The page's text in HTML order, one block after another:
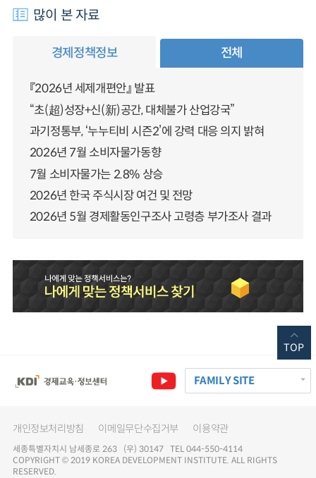
많이 본 자료
경제정책정보 전체
『2026년 세제개편안』 발표
“초(超)성장+신(新)공간, 대체불가 산업강국”
과기정통부, ‘누누티비 시즌2’에 강력 대응 의지 밝혀
2026년 7월 소비자물가동향
7월 소비자물가는 2.8% 상승
2026년 한국 주식시장 여건 및 전망
2026년 5월 경제활동인구조사 고령층 부가조사 결과
FAMILY SITE
개인정보처리방침 이메일무단수집거부 이용약관
세종특별자치시 남세종로 263 (우) 30147 TEL 044-550-4114
COPYRIGHT © 2019 KOREA DEVELOPMENT INSTITUTE. ALL RIGHTS
RESERVED.
TOP